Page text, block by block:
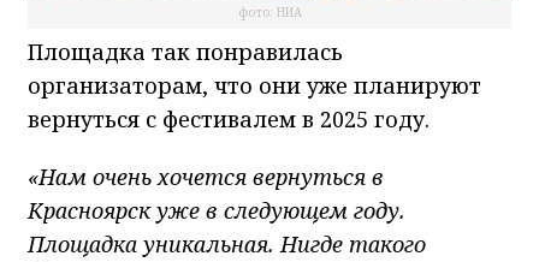
фото: НИА
Площадка так понравилась
организаторам, что они уже планируют
вернуться с фестивалем в 2025 году.
«Нам очень хочется вернуться в
Красноярск уже в следующем году.
Площадка уникальная. Нигде такого